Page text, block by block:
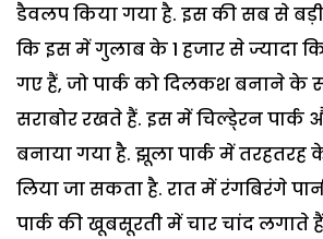
डैवलप किया गया है. इस की सब से
कि इस में गुलाब के 1 हजार से ज्यादा
गए हैं, जो पार्क को दिलकश बनाने
सराबोर रखते हैं. इस में चिल्डे्रन पार्क
बनाया गया है. झूला पार्क में
लिया जा सकता है. रात में रंगबिरंगे
पार्क की खूबसूरती में चार चांद लगाते